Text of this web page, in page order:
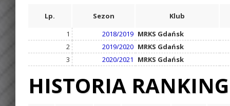
Lp. Sezon
Klub
1
2018/2019 MRKS Gdańsk
2
2019/2020 MRKS Gdańsk
3
2020/2021 MRKS Gdańsk
HISTORIA